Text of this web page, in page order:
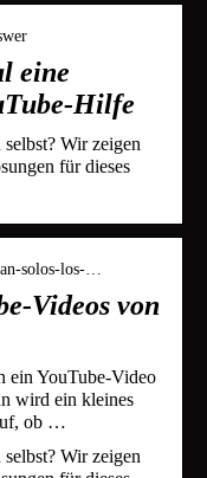
eine
Hilfe
Wir zeigen
für dieses
solos-los-…
Videos von
ein YouTube-Video
wird ein kleines
ob …
Wir zeigen